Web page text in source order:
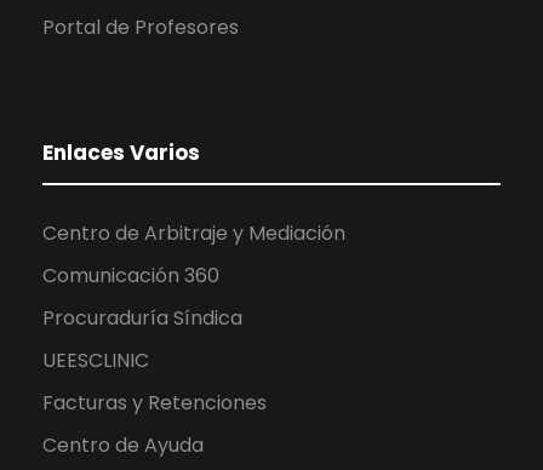
Portal de Profesores
Enlaces Varios
Centro de Arbitraje y Mediación
Comunicación 360
Procuraduría Síndica
UEESCLINIC
Facturas y Retenciones
Centro de Ayuda